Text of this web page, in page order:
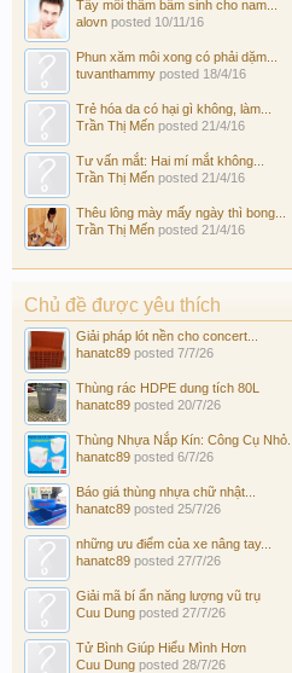
Tẩy môi thâm bẩm sinh cho nam...
alovn posted 10/11/16
Phun xăm môi xong có phải dặm...
tuvanthammy posted 18/4/16
Trẻ hóa da có hại gì không, làm...
Trần Thị Mến posted 21/4/16
Tư vấn mắt: Hai mí mắt không...
Trần Thị Mến posted 21/4/16
Thêu lông mày mấy ngày thì bong...
Trần Thị Mến posted 21/4/16
Chủ đề được yêu thích
Giải pháp lót nền cho concert...
hanatc89 posted 7/7/26
Thùng rác HDPE dung tích 80L
hanatc89 posted 20/7/26
Thùng Nhựa Nắp Kín: Công Cụ Nhỏ...
hanatc89 posted 6/7/26
Báo giá thùng nhựa chữ nhật...
hanatc89 posted 25/7/26
những ưu điểm của xe nâng tay...
hanatc89 posted 27/7/26
Giải mã bí ẩn năng lượng vũ trụ
Cuu Dung posted 27/7/26
Tử Bình Giúp Hiểu Mình Hơn
Cuu Dung posted 28/7/26